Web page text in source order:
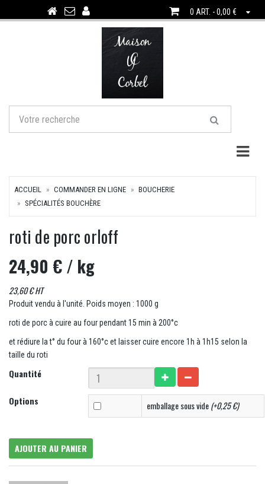
0 ART. - 0,00 €
ACCUEIL COMMANDER EN LIGNE
BOUCHERIE
SPÉCIALITÉS BOUCHÈRE
roti de porc orloff
24,90 €/ kg
23,60 € HT
Produit vendu à l'unité. Poids moyen : 1000 g
roti de porc à cuire au four pendant 15 min à 200°c
et rédiure la t° du four à 160°c et laisser cuire encore 1h à 1h15 selon la
taille du roti
Quantité
Options emballage sous vide(+0,25 €)
AJOUTER AU PANIER